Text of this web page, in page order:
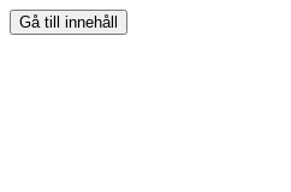
Gå till innehåll